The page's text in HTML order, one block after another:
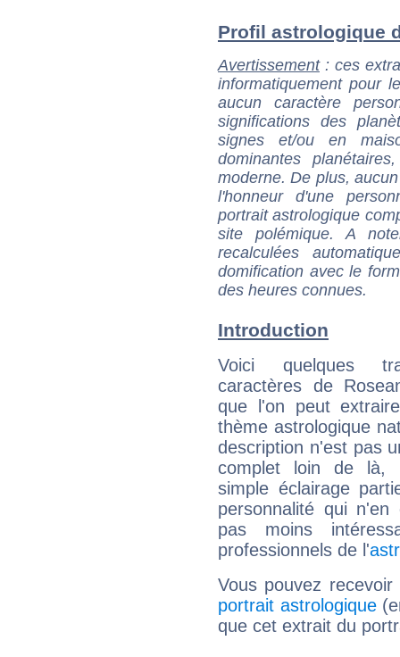
Profil astrologique
Avertissement: ces
informatiquement pour
aucun caractère
significations des
signes et/ou en
dominantes
moderne. De plus,
l'honneur d'une
portrait astrologique
site polémique. A
recalculées
domification avec le
des heures connues.
Introduction
Voici quelques
caractères de
que l'on peut
thème astrologique
description n'est pas
complet loin de là,
simple éclairage
personnalité qui n'en
pas moins
professionnels de l'
Vous pouvez
portrait astrologique
que cet extrait du